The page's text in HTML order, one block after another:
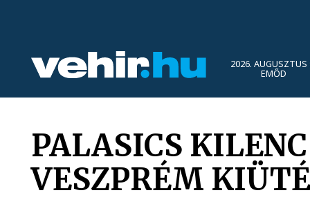
2026. AUGUSZTUS
EMŐD
PALASICS
VESZPRÉM